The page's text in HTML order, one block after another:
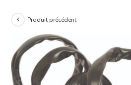
Produit précédent